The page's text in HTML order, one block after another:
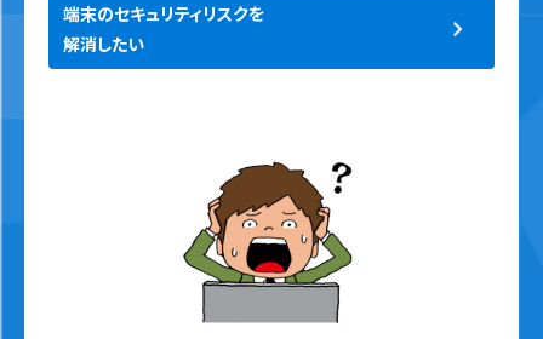
端末のセキュリティリスクを
解消したい